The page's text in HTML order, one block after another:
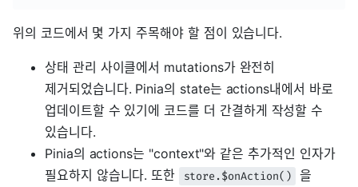
위의 코드에서 몇 가지 주목해야 할 점이 있습니다.
상태 관리 사이클에서 mutations가 완전히
제거되었습니다. Pinia의 state는 actions내에서 바로
업데이트할 수 있기에 코드를 더 간결하게 작성할 수
있습니다.
Pinia의 actions는 "context"와 같은 추가적인 인자가
필요하지 않습니다. 또한
store.$onAction()
을